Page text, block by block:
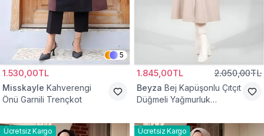
5
1.530,00TL
Misskayle Kahverengi
Önü Garnili Trençkot
1.845,00TL 2.050,00TL
Beyza Bej Kapüşonlu Çıtçıt
Düğmeli Yağmurluk
Ücretsiz Kargo Ücretsiz Kargo